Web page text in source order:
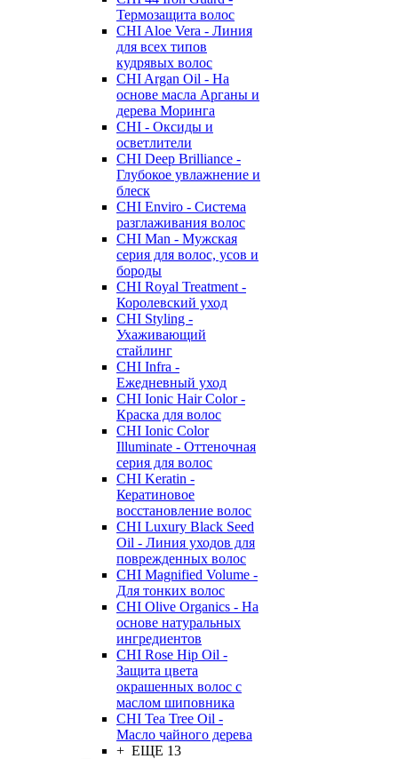
Термозащита волос
CHI Aloe Vera - Линия
для всех типов
кудрявых волос
CHI Argan Oil - На
основе масла Арганы и
дерева Моринга
CHI - Оксиды и
осветлители
CHI Deep Brilliance -
Глубокое увлажнение и
блеск
CHI Enviro - Система
разглаживания волос
CHI Man - Мужская
серия для волос, усов и
бороды
CHI Royal Treatment -
Королевский уход
CHI Styling -
Ухаживающий
стайлинг
CHI Infra -
Ежедневный уход
CHI Ionic Hair Color -
Краска для волос
CHI Ionic Color
Illuminate - Оттеночная
серия для волос
CHI Keratin -
Кератиновое
восстановление волос
CHI Luxury Black Seed
Oil - Линия уходов для
поврежденных волос
CHI Magnified Volume -
Для тонких волос
CHI Olive Organics - На
основе натуральных
ингредиентов
CHI Rose Hip Oil -
Защита цвета
окрашенных волос с
маслом шиповника
CHI Tea Tree Oil -
Масло чайного дерева
+ ЕЩЕ 13